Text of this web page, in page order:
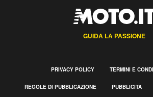
GUIDA LA PASSIONE
PRIVACY POLICY TERMINI E
REGOLE DI PUBBLICAZIONE PUBBLICITÀ